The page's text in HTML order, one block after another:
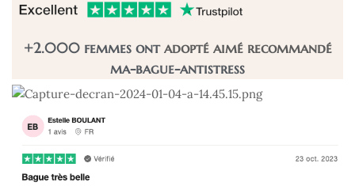
+2.000 femmes ontadopté aimé recommandé
ma-bague-antistress